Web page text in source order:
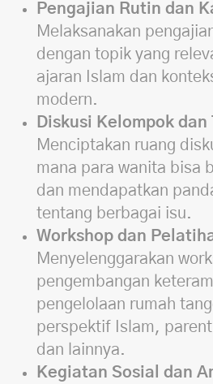
Pengajian Rutin dan
Melaksanakan
dengan topik yang
ajaran Islam dan
modern.
Diskusi Kelompok dan
Menciptakan ruang
mana para wanita bisa
dan mendapatkan
tentang berbagai isu.
Workshop dan
Menyelenggarakan
pengembangan
pengelolaan rumah
perspektif Islam,
dan lainnya.
Kegiatan Sosial dan